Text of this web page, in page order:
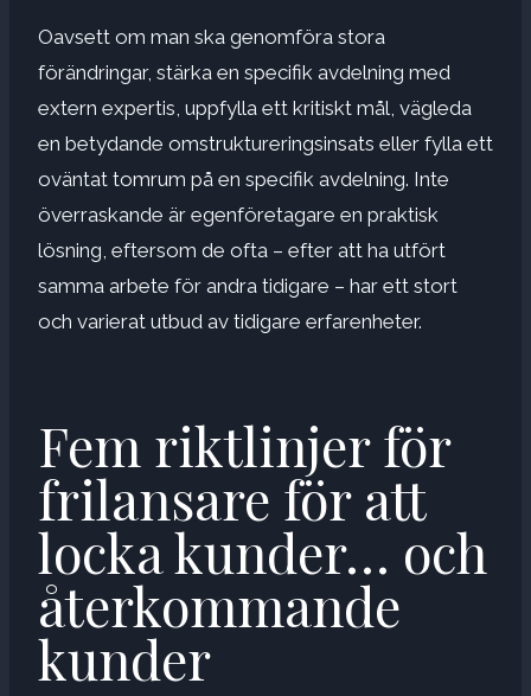
Oavsett om man ska genomföra stora
förändringar, stärka en specifik avdelning med
extern expertis, uppfylla ett kritiskt mål, vägleda
en betydande omstruktureringsinsats eller fylla ett
oväntat tomrum på en specifik avdelning. Inte
överraskande är egenföretagare en praktisk
lösning, eftersom de ofta – efter att ha utfört
samma arbete för andra tidigare – har ett stort
och varierat utbud av tidigare erfarenheter.
Fem riktlinjer för
frilansare för att
locka kunder… och
återkommande
kunder